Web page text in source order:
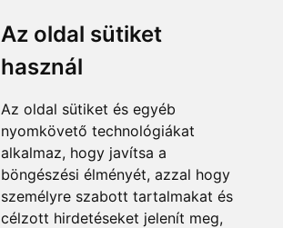
Az oldal sütiket
használ
Az oldal sütiket és egyéb
nyomkövető technológiákat
alkalmaz, hogy javítsa a
böngészési élményét, azzal hogy
személyre szabott tartalmakat és
célzott hirdetéseket jelenít meg,
Accepted payment methods